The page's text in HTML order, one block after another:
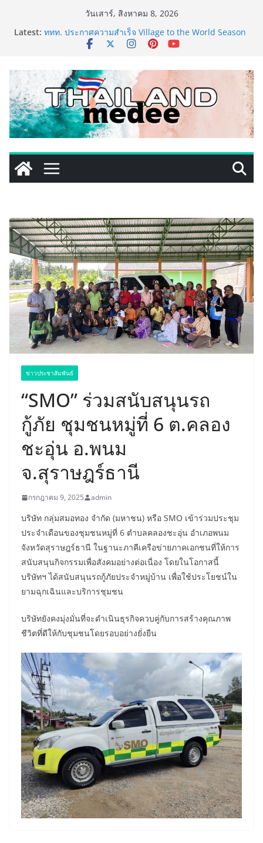
วันเสาร์, สิงหาคม 8, 2026
Latest: ไทย สู่ใจกลางมหานคร” ชวนชิม ช้อป สินค้าเกษตร
คุณภาพจากทั่วไทย วันนี้ – 8 สิงหาคมนี้ ณ ลานคนเมือง
5 ผนึก 9 พันธมิตร ขับเคลื่อน ESG Tourism สืบสานพระ
ราชปณิธาน สร้างคุณค่าการท่องเที่ยวไทยอย่างยั่งยืน
เหิงลี่ แมนูแฟคเจอริ่ง เทคโนโลยี (ไทยแลนด์) เปิดโรงงาน
แห่งใหม่ในชลบุรี เดินหน้าขยายฐานการผลิตสู่เอเชียตะวัน
ออกเฉียงใต้ เสริมแกร่งยุทธศาสตร์ระดับโลก
LORDNINE จัดศึกคนดังสายเกม ไทย ปะทะ ฟิลิปปินส์ ใน
“Rise of the Tenth Lord” เปิดสงครามกิลด์ข้ามประเทศ
ฉลองเซิร์ฟเวอร์ใหม่ เฮเลนา
PIPPER STANDARD® เปิดตัวแชมพูอาบน้ำ และ โฟมอาบ
แห้งสัตว์เลี้ยง ชูนวัตกรรมพลังธรรมชาติ “Zero-Residue”
ข่าวประชาสัมพันธ์
“SMO” ร่วมสนับสนุนรถ
กู้ภัย ชุมชนหมู่ที่ 6 ต.คลอง
ชะอุ่น อ.พนม
จ.สุราษฎร์ธานี
กรกฎาคม 9, 2025 admin
บริษัท กลุ่มสมอทอง จำกัด (มหาชน) หรือ SMO เข้าร่วมประชุม
ประจำเดือนของชุมชนหมู่ที่ 6 ตำบลคลองชะอุ่น อำเภอพนม
จังหวัดสุราษฎร์ธานี ในฐานะภาคีเครือข่ายภาคเอกชนที่ให้การ
สนับสนุนกิจกรรมเพื่อสังคมอย่างต่อเนื่อง โดยในโอกาสนี้
บริษัทฯ ได้สนับสนุนรถกู้ภัยประจำหมู่บ้าน เพื่อใช้ประโยชน์ใน
ยามฉุกเฉินและบริการชุมชน
บริษัทยังคงมุ่งมั่นที่จะดำเนินธุรกิจควบคู่กับการสร้างคุณภาพ
ชีวิตที่ดีให้กับชุมชนโดยรอบอย่างยั่งยืน